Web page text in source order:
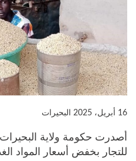
16 أبريل، 2025 البحيرات
أصدرت حكومة ولاية
للتجار بخفض أسعار المواد